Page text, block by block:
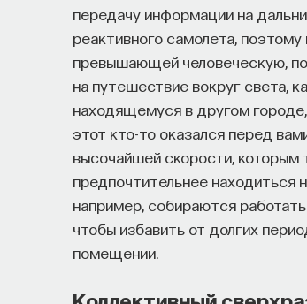
передачу информации на
реактивного самолета,
превышающей человеческую,
на путешествие вокруг света,
находящемуся в другом
этот кто-то оказался перед
высочайшей скорости, которым
предпочтительнее находиться
например, собираются
чтобы избавить от долгих
помещении.